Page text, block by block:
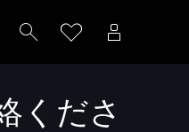
くださ